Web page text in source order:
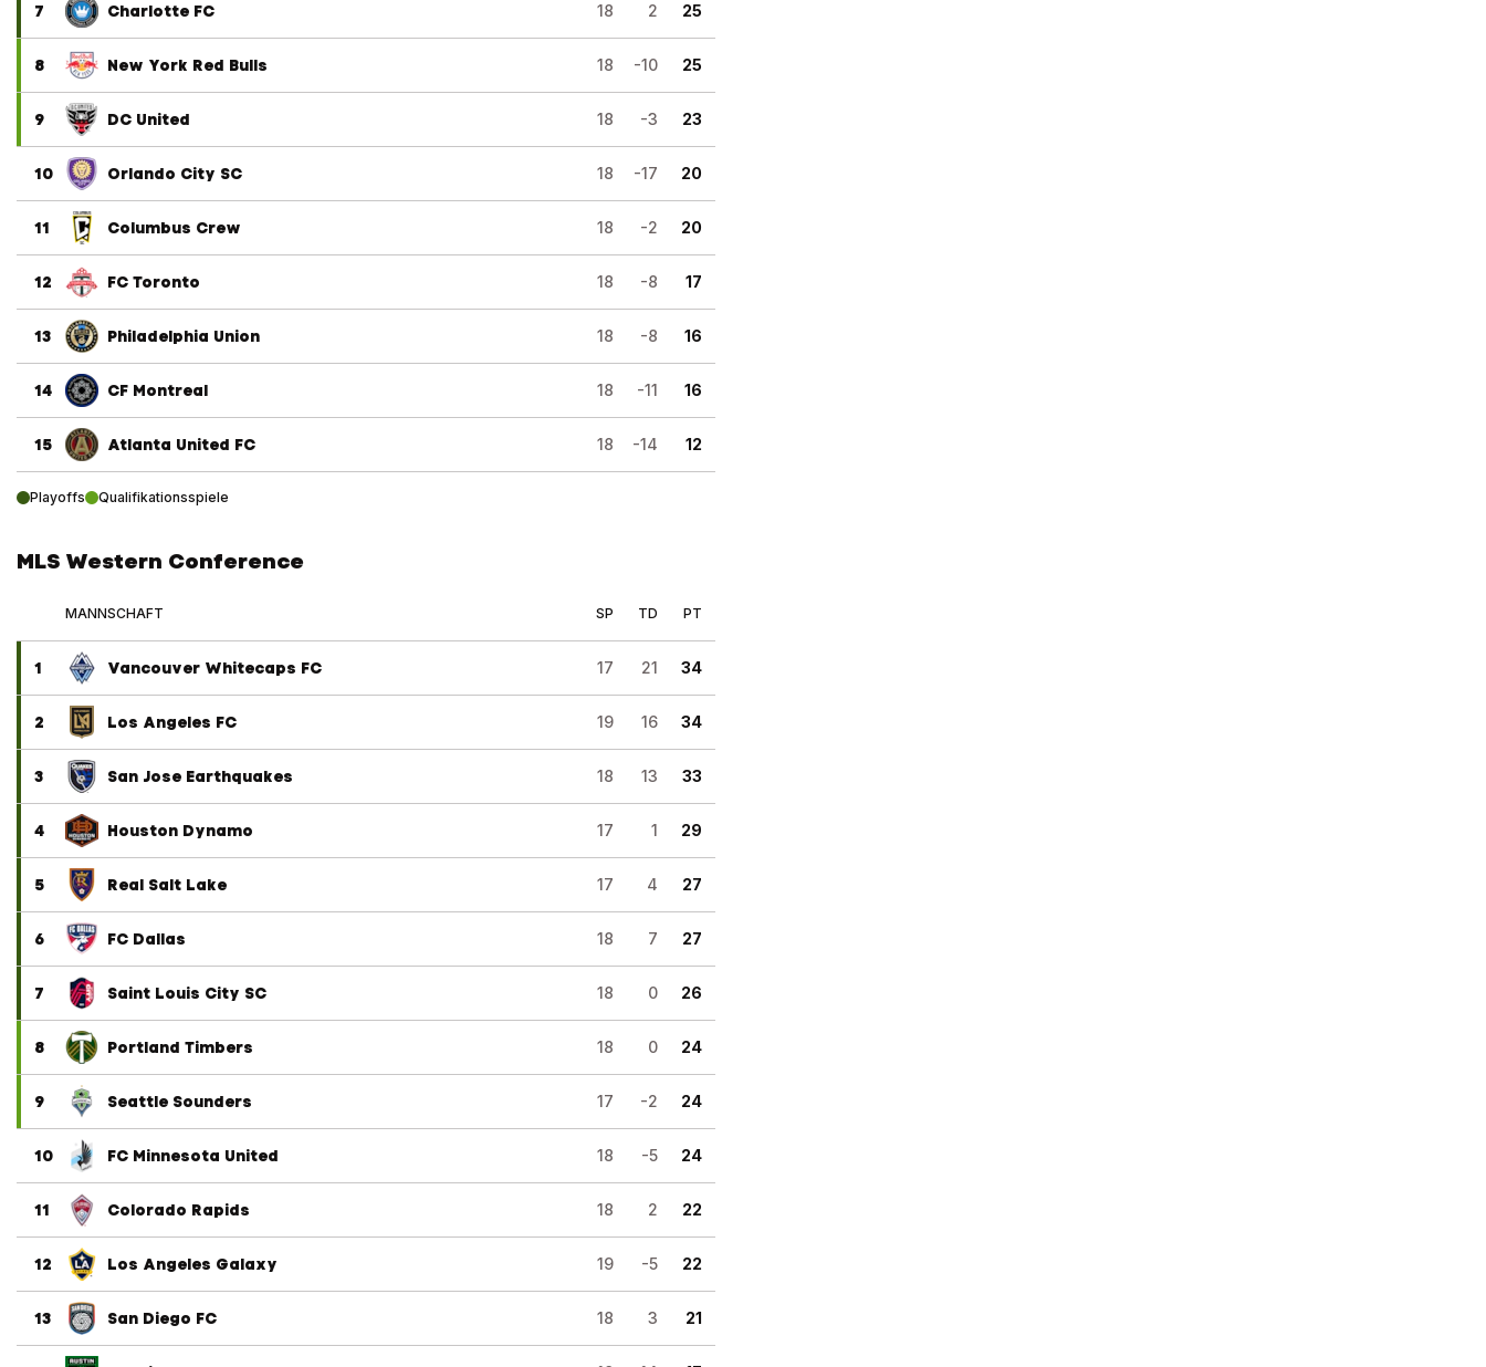
7 Charlotte FC 18 2 25
8 New York Red Bulls 18 -10 25
9 DC United 18 -3 23
10 Orlando City SC 18 -17 20
11 Columbus Crew 18 -2 20
12 FC Toronto 18 -8 17
13 Philadelphia Union 18 -8 16
14 CF Montreal 18 -11 16
15 Atlanta United FC 18 -14 12
Playoffs Qualifikationsspiele
MLS Western Conference
MANNSCHAFT SP TD PT
1 Vancouver Whitecaps FC 17 21 34
2 Los Angeles FC 19 16 34
3 San Jose Earthquakes 18 13 33
4 Houston Dynamo 17 1 29
5 Real Salt Lake 17 4 27
6 FC Dallas 18 7 27
7 Saint Louis City SC 18 0 26
8 Portland Timbers 18 0 24
9 Seattle Sounders 17 -2 24
10 FC Minnesota United 18 -5 24
11 Colorado Rapids 18 2 22
12 Los Angeles Galaxy 19 -5 22
13 San Diego FC 18 3 21